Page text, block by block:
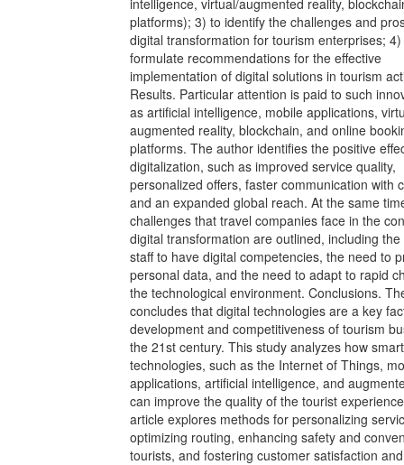
intelligence, virtual/augmented reality,
platforms); 3) to identify the challenges and
digital transformation for tourism enterprises;
formulate recommendations for the effective
implementation of digital solutions in tourism
Results. Particular attention is paid to such
as artificial intelligence, mobile applications,
augmented reality, blockchain, and online
platforms. The author identifies the positive
digitalization, such as improved service quality,
personalized offers, faster communication with
and an expanded global reach. At the same
challenges that travel companies face in the
digital transformation are outlined, including
staff to have digital competencies, the need to
personal data, and the need to adapt to rapid
the technological environment. Conclusions.
concludes that digital technologies are a key
development and competitiveness of tourism
the 21st century. This study analyzes how smart
technologies, such as the Internet of Things,
applications, artificial intelligence, and
can improve the quality of the tourist
article explores methods for personalizing
optimizing routing, enhancing safety and
tourists, and fostering customer satisfaction